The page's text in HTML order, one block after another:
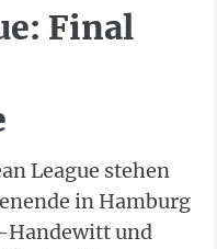
Final
League stehen
in Hamburg
und